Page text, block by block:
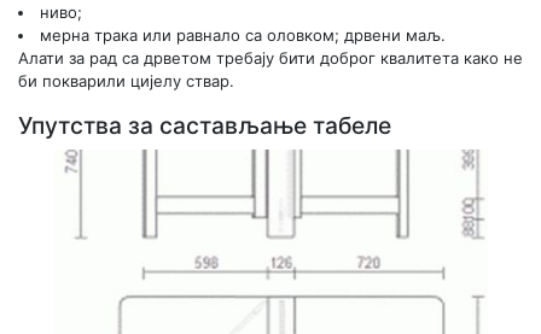
ниво;
мерна трака или равнало са оловком; дрвени маљ.
Алати за рад са дрветом требају бити доброг квалитета како не
би покварили цијелу ствар.
Упутства за састављање табеле